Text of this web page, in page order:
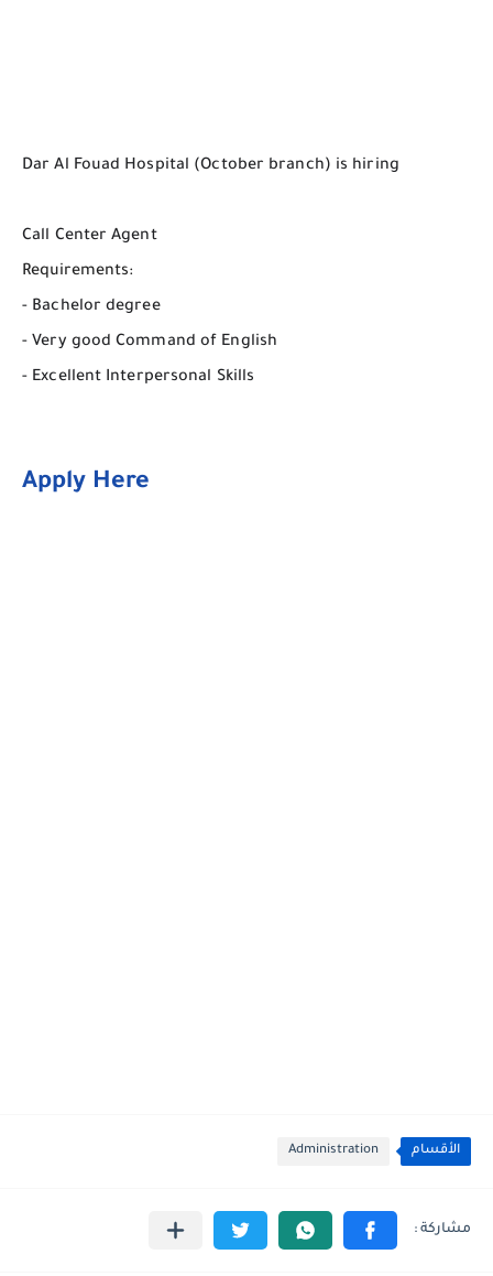
Dar Al Fouad Hospital (October branch) is hiring
Call Center Agent
Requirements:
- Bachelor degree
- Very good Command of English
- Excellent Interpersonal Skills
Apply Here
الأقسام Administration